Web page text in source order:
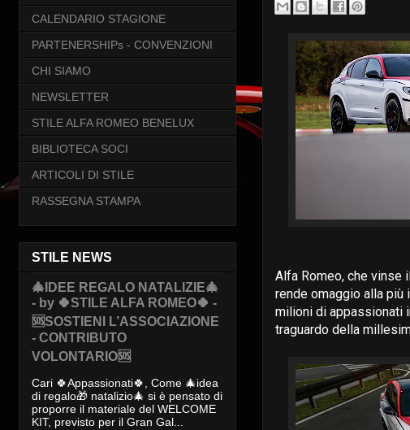
Alfa Romeo, che vinse
rende omaggio alla
milioni di appassionati
traguardo della
CALENDARIO STAGIONE
PARTENERSHIPs - CONVENZIONI
CHI SIAMO
NEWSLETTER
STILE ALFA ROMEO BENELUX
BIBLIOTECA SOCI
ARTICOLI DI STILE
RASSEGNA STAMPA
STILE NEWS
🎄IDEE REGALO NATALIZIE🎄
- by 🍀STILE ALFA ROMEO🍀 -
🆘SOSTIENI L’ASSOCIAZIONE
- CONTRIBUTO
VOLONTARIO🆘
Cari 🍀Appassionati🍀, Come 🎄idea
di regalo🎁 natalizio🎄 si è pensato di
proporre il materiale del WELCOME
KIT, previsto per il Gran Gal...